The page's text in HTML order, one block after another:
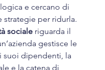
e cercano di
strategie per ridurla.
sociale riguarda il
gestisce le
suoi dipendenti, la
e la catena di